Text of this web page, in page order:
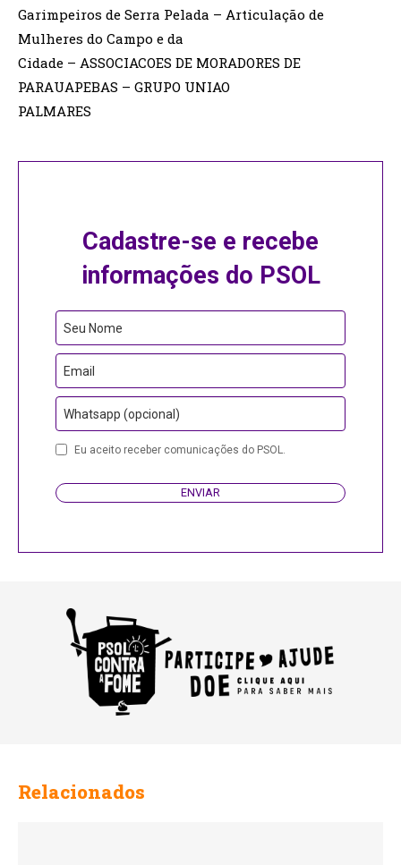
Garimpeiros de Serra Pelada – Articulação de
Mulheres do Campo e da
Cidade – ASSOCIACOES DE MORADORES DE
PARAUAPEBAS – GRUPO UNIAO
PALMARES
Cadastre-se e recebe
informações do PSOL
Phone
Number
Seu Nome
Email
Whatsapp (opcional)
Eu aceito receber comunicações do PSOL.
ENVIAR
Relacionados